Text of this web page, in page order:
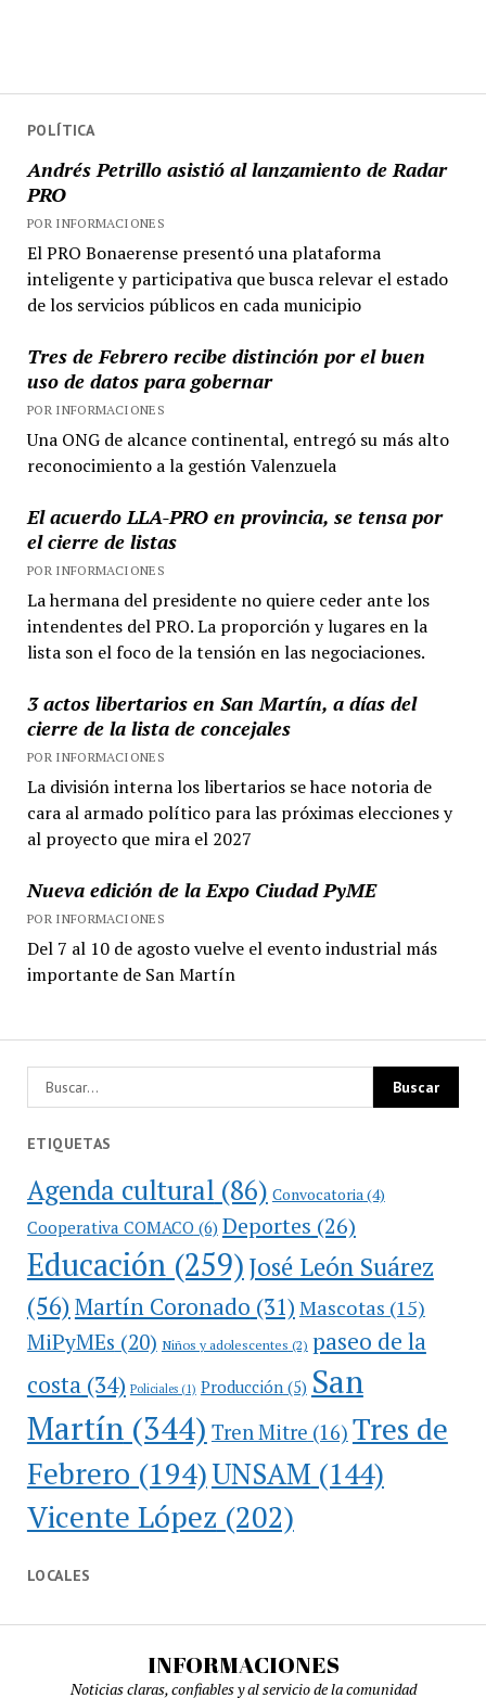
POLÍTICA
Andrés Petrillo asistió al lanzamiento de Radar
PRO
POR INFORMACIONES
El PRO Bonaerense presentó una plataforma
inteligente y participativa que busca relevar el estado
de los servicios públicos en cada municipio
Tres de Febrero recibe distinción por el buen
uso de datos para gobernar
POR INFORMACIONES
Una ONG de alcance continental, entregó su más alto
reconocimiento a la gestión Valenzuela
El acuerdo LLA-PRO en provincia, se tensa por
el cierre de listas
POR INFORMACIONES
La hermana del presidente no quiere ceder ante los
intendentes del PRO. La proporción y lugares en la
lista son el foco de la tensión en las negociaciones.
3 actos libertarios en San Martín, a días del
cierre de la lista de concejales
POR INFORMACIONES
La división interna los libertarios se hace notoria de
cara al armado político para las próximas elecciones y
al proyecto que mira el 2027
Nueva edición de la Expo Ciudad PyME
POR INFORMACIONES
Del 7 al 10 de agosto vuelve el evento industrial más
importante de San Martín
ETIQUETAS
Agenda cultural (86) Convocatoria (4)
Cooperativa COMACO(6) Deportes (26)
Educación(259)José León Suárez
(56)Martín Coronado (31) Mascotas (15)
MiPyMEs (20) Niños y adolescentes (2) paseo de la
costa(34) Policiales(1) Producción(5) San
Martín(344) Tren Mitre (16) Tres de
Febrero (194)UNSAM (144)
Vicente López (202)
LOCALES
INFORMACIONES
Noticias claras, confiables y al servicio de la comunidad